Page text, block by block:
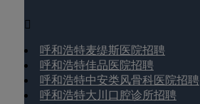

呼和浩特麦缇斯医院招聘
呼和浩特佳品医院招聘
呼和浩特中安类风骨科医院招聘
呼和浩特大川口腔诊所招聘